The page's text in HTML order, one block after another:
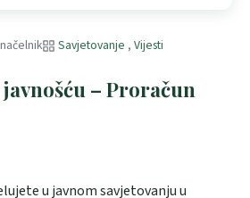
Savjetovanje , Vijesti
– Proračun
u javnom savjetovanju u